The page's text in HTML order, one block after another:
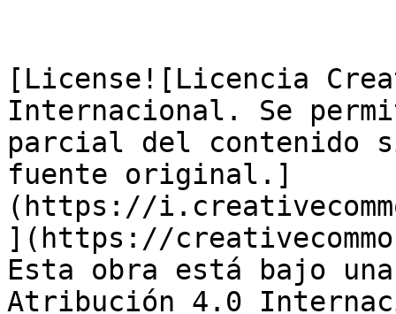
[License![Licencia
Internacional. Se
parcial del contenido
fuente original.]
(https://
](https://
Esta obra está bajo
Atribución 4.0